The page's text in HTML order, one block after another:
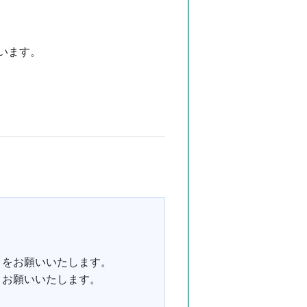
す。
お願いいたします。
願いいたします。